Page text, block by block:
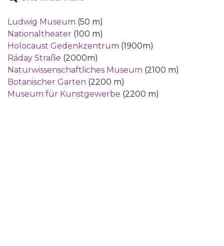
Ludwig Museum (50 m)
Nationaltheater (100 m)
Holocaust Gedenkzentrum (1900m)
Ráday Straße (2000m)
Naturwissenschaftliches Museum (2100 m)
Botanischer Garten (2200 m)
Museum für Kunstgewerbe (2200 m)